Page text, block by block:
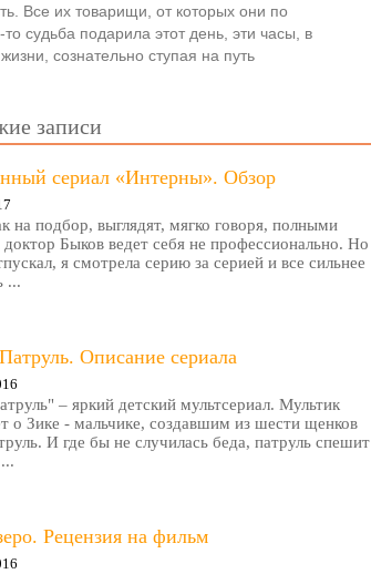
Все их товарищи, от которых они по
судьба подарила этот день, эти часы, в
сознательно ступая на путь
записи
сериал «Интерны». Обзор
на подбор, выглядят, мягко говоря, полными
Быков ведет себя не профессионально. Но
я смотрела серию за серией и все сильнее
...
Описание сериала
– яркий детский мультсериал. Мультик
о Зике - мальчике, создавшим из шести щенков
И где бы не случилась беда, патруль спешит
Рецензия на фильм